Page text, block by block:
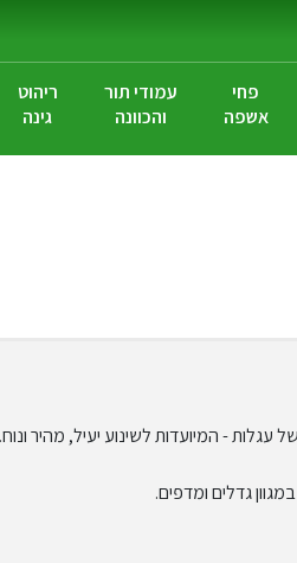
פחי
אשפה
עמודי תור
והכוונה
ריהוט
גינה
של עגלות - המיועדות לשינוע יעיל,
עם שניים, שלושה או ארבעה מדפים.